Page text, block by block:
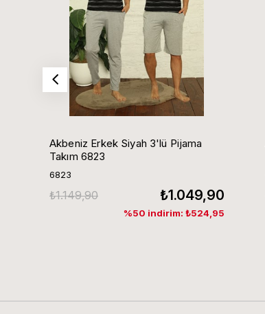
Akbeniz Erkek Siyah 3'lü Pijama
Takım 6823
6823
₺1.049,90
₺1.149,90
%50 indirim: ₺524,95